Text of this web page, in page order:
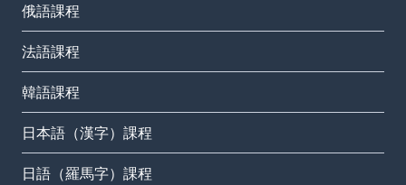
俄語課程
法語課程
韓語課程
日本語（漢字）課程
日語（羅馬字）課程